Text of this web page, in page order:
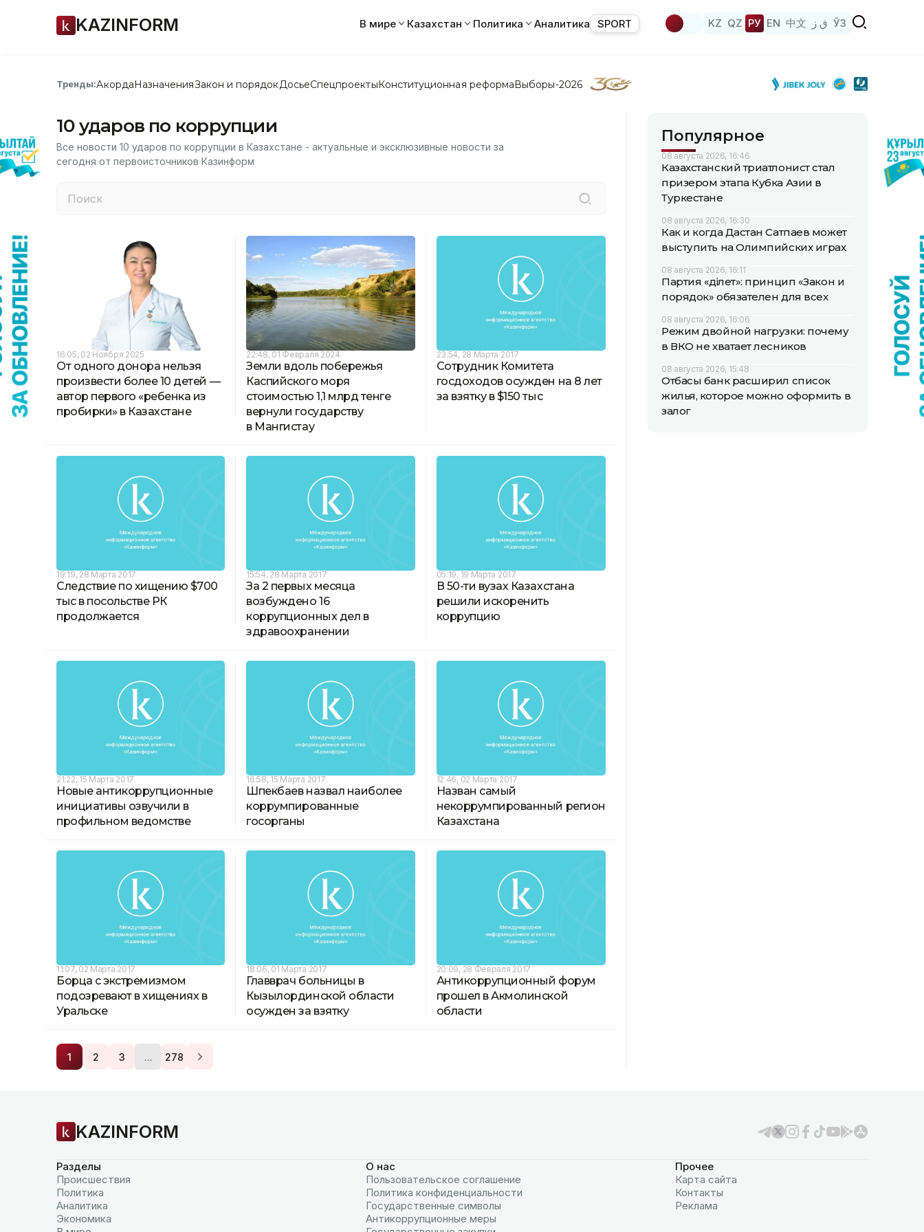
KAZINFORM В мире Казахстан Политика Аналитика SPORT KZ QZ РУ EN 中文 ق ز ЎЗ
Тренды:АкордаНазначенияЗакон и порядок ДосьеСпецпроектыКонституционная реформаВыборы-2026
10 ударов по коррупции
Все новости 10 ударов по коррупции в Казахстане - актуальные и эксклюзивные новости за
сегодня от первоисточников Казинформ
16:05, 02 Ноября 2025
От одного донора нельзя
произвести более 10 детей —
автор первого «ребенка из
пробирки» в Казахстане
22:48, 01 Февраля 2024
Земли вдоль побережья
Каспийского моря
стоимостью 1,1 млрд тенге
вернули государству
в Мангистау
23:54, 28 Марта 2017
Сотрудник Комитета
госдоходов осужден на 8 лет
за взятку в $150 тыс
19:19, 28 Марта 2017
Следствие по хищению $700
тыс в посольстве РК
продолжается
15:54, 28 Марта 2017
За 2 первых месяца
возбуждено 16
коррупционных дел в
здравоохранении
05:19, 19 Марта 2017
В 50-ти вузах Казахстана
решили искоренить
коррупцию
21:22, 15 Марта 2017
Новые антикоррупционные
инициативы озвучили в
профильном ведомстве
16:58, 15 Марта 2017
Шпекбаев назвал наиболее
коррумпированные
госорганы
12:46, 02 Марта 2017
Назван самый
некоррумпированный регион
Казахстана
11:07, 02 Марта 2017
Борца с экстремизмом
подозревают в хищениях в
Уральске
18:06, 01 Марта 2017
Главврач больницы в
Кызылординской области
осужден за взятку
20:09, 28 Февраля 2017
Антикоррупционный форум
прошел в Акмолинской
области
1 2 3 … 278
Популярное
08 августа 2026, 16:46
Казахстанский триатлонист стал
призером этапа Кубка Азии в
Туркестане
08 августа 2026, 16:30
Как и когда Дастан Сатпаев может
выступить на Олимпийских играх
08 августа 2026, 16:11
Партия «Әділет»: принцип «Закон и
порядок» обязателен для всех
08 августа 2026, 16:06
Режим двойной нагрузки: почему
в ВКО не хватает лесников
08 августа 2026, 15:48
Отбасы банк расширил список
жилья, которое можно оформить в
залог
KAZINFORM
Разделы
Происшествия
Политика
Аналитика
Экономика
О нас
Пользовательское соглашение
Политика конфиденциальности
Государственные символы
Антикоррупционные меры
Прочее
Карта сайта
Контакты
Реклама